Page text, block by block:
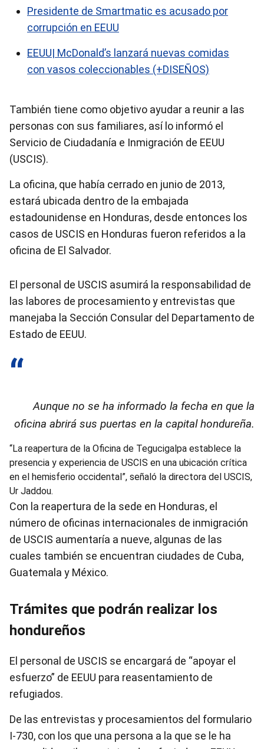
Presidente de Smartmatic es acusado por
corrupción en EEUU
EEUU| McDonald’s lanzará nuevas comidas
con vasos coleccionables (+DISEÑOS)
También tiene como objetivo ayudar a reunir a las
personas con sus familiares, así lo informó el
Servicio de Ciudadanía e Inmigración de EEUU
(USCIS).
La oficina, que había cerrado en junio de 2013,
estará ubicada dentro de la embajada
estadounidense en Honduras, desde entonces los
casos de USCIS en Honduras fueron referidos a la
oficina de El Salvador.
El personal de USCIS asumirá la responsabilidad de
las labores de procesamiento y entrevistas que
manejaba la Sección Consular del Departamento de
Estado de EEUU.
Aunque no se ha informado la fecha en que la
oficina abrirá sus puertas en la capital hondureña.
“La reapertura de la Oficina de Tegucigalpa establece la
presencia y experiencia de USCIS en una ubicación crítica
en el hemisferio occidental”, señaló la directora del USCIS,
Ur Jaddou.
Con la reapertura de la sede en Honduras, el
número de oficinas internacionales de inmigración
de USCIS aumentaría a nueve, algunas de las
cuales también se encuentran ciudades de Cuba,
Guatemala y México.
Trámites que podrán realizar los
hondureños
El personal de USCIS se encargará de “apoyar el
esfuerzo” de EEUU para reasentamiento de
refugiados.
De las entrevistas y procesamientos del formulario
I-730, con los que una persona a la que se le ha